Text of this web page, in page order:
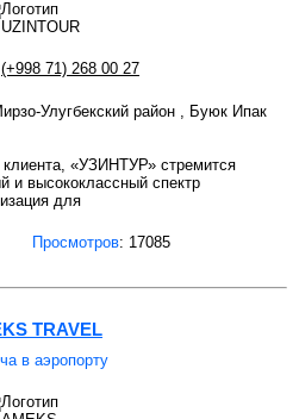
(+998 71) 268 00 27
Улугбекский район , Буюк Ипак
«УЗИНТУР» стремится
и высококлассный спектр
для
Просмотров: 17085
TRAVEL
в аэропорту